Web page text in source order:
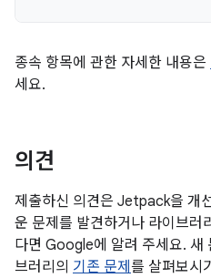
종속 항목에 관한 자세한 내용은
세요.
의견
제출하신 의견은 Jetpack을 개
운 문제를 발견하거나 라이브러
다면 Google에 알려 주세요. 새
브러리의 기존 문제 를 살펴보시